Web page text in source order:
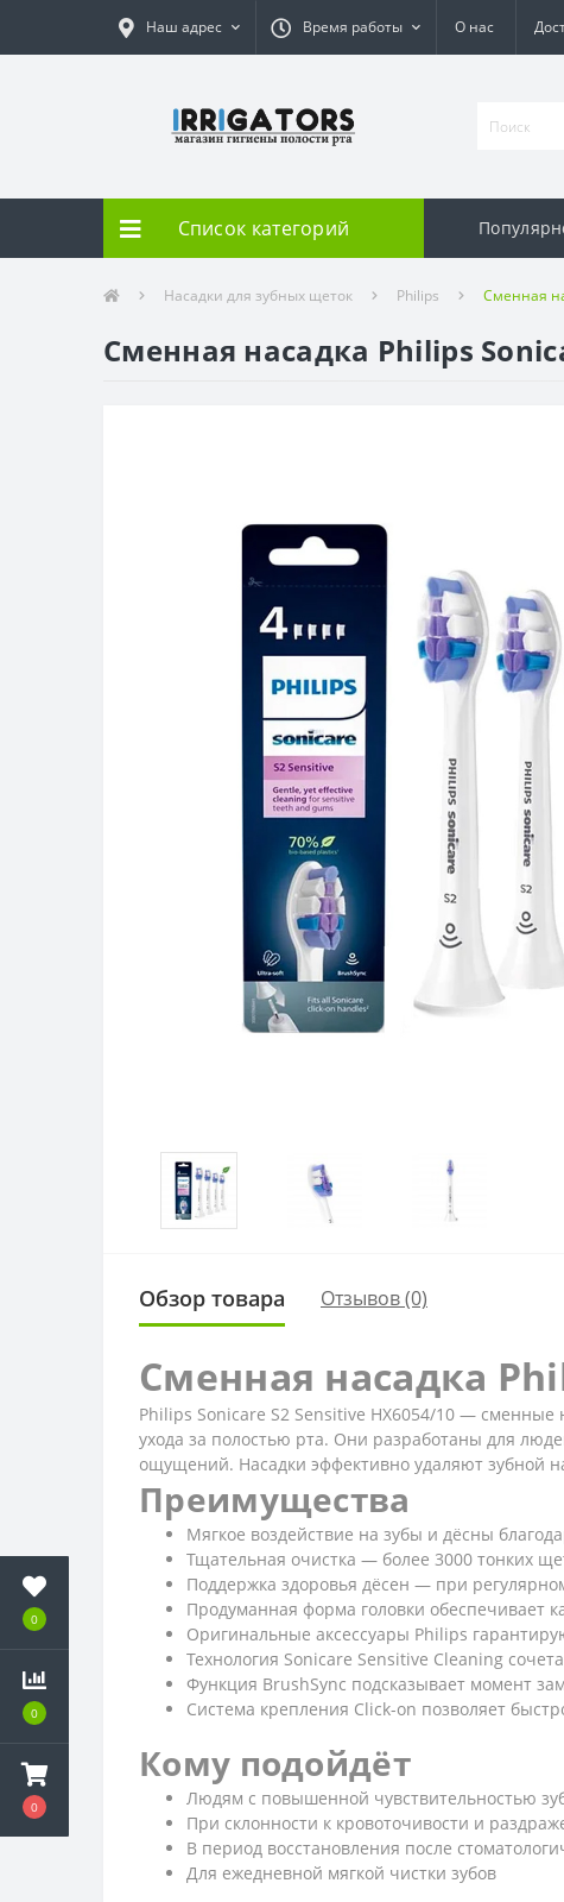
0
0
0
Наш адрес Время работы О нас
Список категорий
Насадки для зубных щеток Philips Сменная
Сменная насадка Philips
Обзор товара Отзывов (0)
Сменная насадка
Philips Sonicare S2 Sensitive HX6054/10 — сменные
ухода за полостью рта. Они разработаны для
ощущений. Насадки эффективно удаляют зубной
Преимущества
Мягкое воздействие на зубы и дёсны
Тщательная очистка — более 3000 тонких
Поддержка здоровья дёсен — при
Продуманная форма головки обеспечивает
Оригинальные аксессуары Philips
Технология Sonicare Sensitive Cleaning
Функция BrushSync подсказывает момент
Система крепления Click-on позволяет
Кому подойдёт
Людям с повышенной чувствительностью
При склонности к кровоточивости и
В период восстановления после
Для ежедневной мягкой чистки зубов